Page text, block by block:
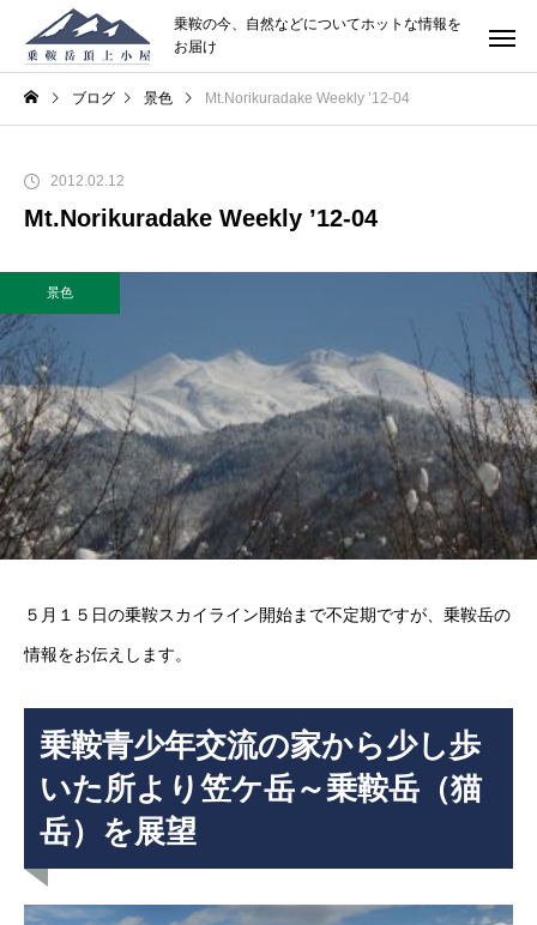
乗鞍の今、自然などについてホットな情報を
お届け
ブログ 景色 Mt.Norikuradake Weekly ’12-04
2012.02.12
Mt.Norikuradake Weekly ’12-04
景色
５月１５日の乗鞍スカイライン開始まで不定期ですが、乗鞍岳の
情報をお伝えします。
乗鞍青少年交流の家から少し歩
いた所より笠ケ岳～乗鞍岳（猫
岳）を展望